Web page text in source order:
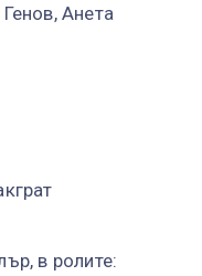
Анета
в ролите: